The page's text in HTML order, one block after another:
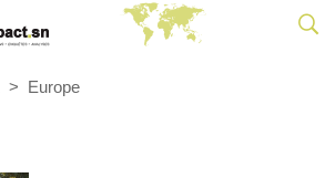
> Europe